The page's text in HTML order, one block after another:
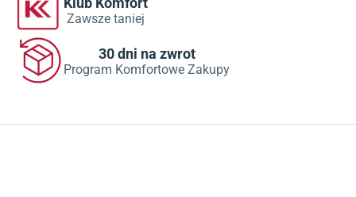
Zawsze taniej
30 dni na zwrot
Program Komfortowe Zakupy